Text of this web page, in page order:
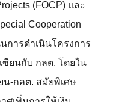
(FOCP) และ
Cooperation
การดำเนินโครงการ
ซียนกับ กลต. โดยใน
น-กลต. สมัยพิเศษ